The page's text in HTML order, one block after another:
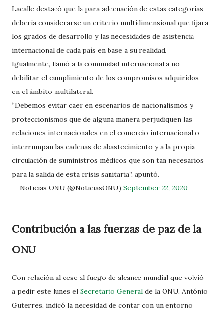
Lacalle destacó que la para adecuación de estas categorías
debería considerarse un criterio multidimensional que fijara
los grados de desarrollo y las necesidades de asistencia
internacional de cada país en base a su realidad.
Igualmente, llamó a la comunidad internacional a no
debilitar el cumplimiento de los compromisos adquiridos
en el ámbito multilateral.
“Debemos evitar caer en escenarios de nacionalismos y
proteccionismos que de alguna manera perjudiquen las
relaciones internacionales en el comercio internacional o
interrumpan las cadenas de abastecimiento y a la propia
circulación de suministros médicos que son tan necesarios
para la salida de esta crisis sanitaria”, apuntó.
— Noticias ONU (@NoticiasONU) September 22, 2020
Contribución a las fuerzas de paz de la
ONU
Con relación al cese al fuego de alcance mundial que volvió
a pedir este lunes el Secretario General de la ONU, António
Guterres, indicó la necesidad de contar con un entorno